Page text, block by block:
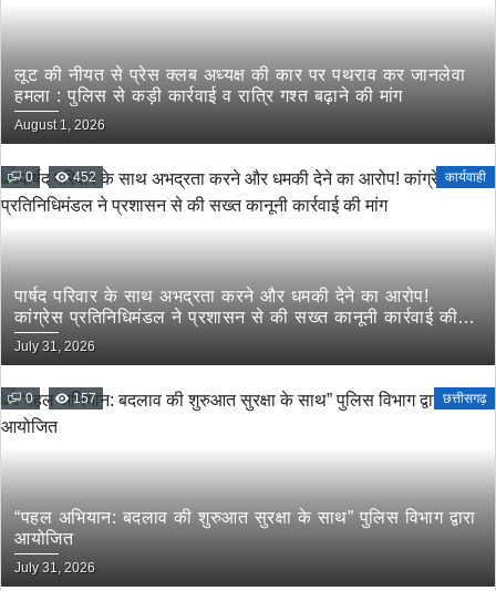
लूट की नीयत से प्रेस क्लब अध्यक्ष की कार पर पथराव कर जानलेवा
हमला : पुलिस से कड़ी कार्रवाई व रात्रि गश्त बढ़ाने की मांग
August 1, 2026
0 452 कार्यवाही
पार्षद परिवार के साथ अभद्रता करने और धमकी देने का आरोप!
कांग्रेस प्रतिनिधिमंडल ने प्रशासन से की सख्त कानूनी कार्रवाई की
मांग
July 31, 2026
0 157 छत्तीसगढ़
“पहल अभियान: बदलाव की शुरुआत सुरक्षा के साथ” पुलिस विभाग द्वारा
आयोजित
July 31, 2026